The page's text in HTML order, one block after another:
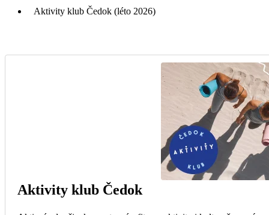
Aktivity klub Čedok (léto 2026)
Aktivity klub Čedok